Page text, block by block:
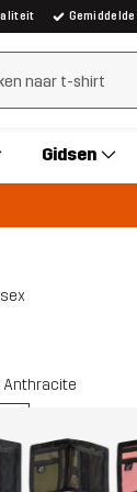
wissen
Gidsen
Anthracite